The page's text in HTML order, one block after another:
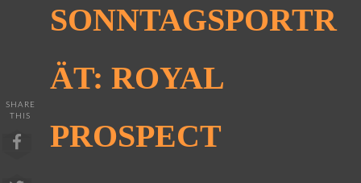
SONNTAGSPORTR
ÄT: ROYAL
PROSPECT
SHARE
THIS